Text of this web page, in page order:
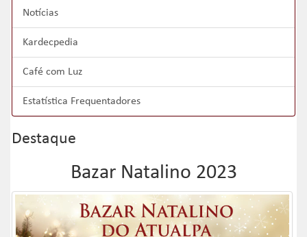
Notícias
Kardecpedia
Café com Luz
Estatística Frequentadores
Destaque
Bazar Natalino 2023